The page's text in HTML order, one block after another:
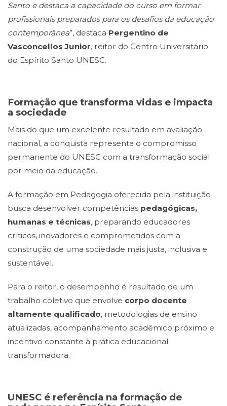
Santo e destaca a capacidade do curso em formar
profissionais preparados para os desafios da educação
contemporânea”, destaca Pergentino de
Vasconcellos Junior, reitor do Centro Universitário
do Espírito Santo UNESC.
Formação que transforma vidas e impacta
a sociedade
Mais do que um excelente resultado em avaliação
nacional, a conquista representa o compromisso
permanente do UNESC com a transformação social
por meio da educação.
A formação em Pedagogia oferecida pela instituição
busca desenvolver competências pedagógicas,
humanas e técnicas, preparando educadores
críticos, inovadores e comprometidos com a
construção de uma sociedade mais justa, inclusiva e
sustentável.
Para o reitor, o desempenho é resultado de um
trabalho coletivo que envolve corpo docente
altamente qualificado, metodologias de ensino
atualizadas, acompanhamento acadêmico próximo e
incentivo constante à prática educacional
transformadora.
UNESC é referência na formação de